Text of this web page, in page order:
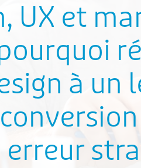
UX et
à un
erreur